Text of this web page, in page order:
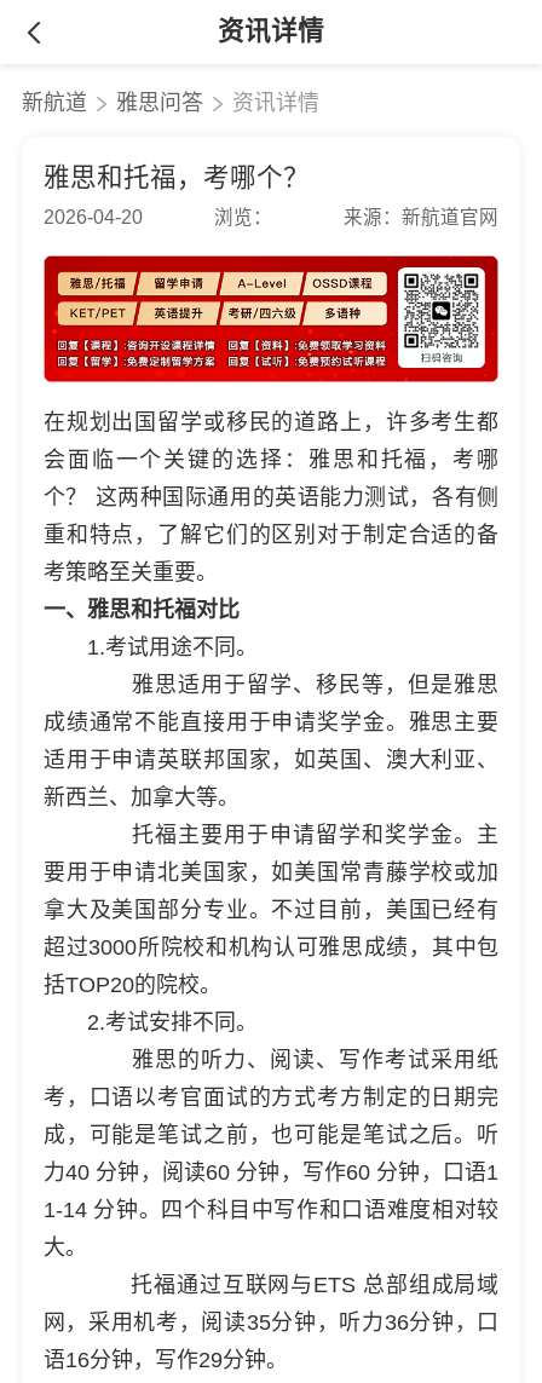
资讯详情
新航道 雅思问答 资讯详情
雅思和托福，考哪个？
2026-04-20 浏览： 来源：新航道官网
在规划出国留学或移民的道路上，许多考生都
会面临一个关键的选择：雅思和托福，考哪
个？ 这两种国际通用的英语能力测试，各有侧
重和特点，了解它们的区别对于制定合适的备
考策略至关重要。
一、雅思和托福对比
1.考试用途不同。
雅思适用于留学、移民等，但是雅思
成绩通常不能直接用于申请奖学金。雅思主要
适用于申请英联邦国家，如英国、澳大利亚、
新西兰、加拿大等。
托福主要用于申请留学和奖学金。主
要用于申请北美国家，如美国常青藤学校或加
拿大及美国部分专业。不过目前，美国已经有
超过3000所院校和机构认可雅思成绩，其中包
括TOP20的院校。
2.考试安排不同。
雅思的听力、阅读、写作考试采用纸
考，口语以考官面试的方式考方制定的日期完
成，可能是笔试之前，也可能是笔试之后。听
力40 分钟，阅读60 分钟，写作60 分钟，口语1
1-14 分钟。四个科目中写作和口语难度相对较
大。
托福通过互联网与ETS 总部组成局域
网，采用机考，阅读35分钟，听力36分钟，口
语16分钟，写作29分钟。